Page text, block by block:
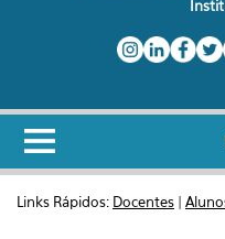
Links Rápidos: Docentes |